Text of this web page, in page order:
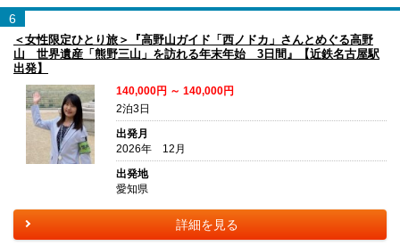
6
＜女性限定ひとり旅＞『高野山ガイド「西ノドカ」さんとめぐる高野
山 世界遺産「熊野三山」を訪れる年末年始 3日間』【近鉄名古屋駅
出発】
140,000円 ～ 140,000円
2泊3日
出発月
2026年 12月
出発地
愛知県
詳細を見る